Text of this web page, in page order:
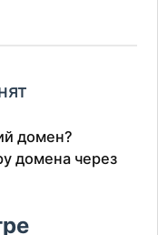
домен?
домена через